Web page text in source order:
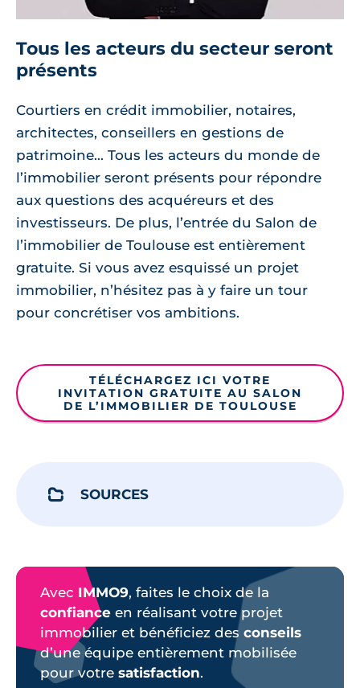
Tous les acteurs du secteur seront
présents
Courtiers en crédit immobilier, notaires,
architectes, conseillers en gestions de
patrimoine... Tous les acteurs du monde de
l’immobilier seront présents pour répondre
aux questions des acquéreurs et des
investisseurs. De plus, l’entrée du Salon de
l’immobilier de Toulouse est entièrement
gratuite. Si vous avez esquissé un projet
immobilier, n’hésitez pas à y faire un tour
pour concrétiser vos ambitions.
TÉLÉCHARGEZ ICI VOTRE
INVITATION GRATUITE AU SALON
DE L’IMMOBILIER DE TOULOUSE
SOURCES
Avec IMMO9, faites le choix de la
confiance en réalisant votre projet
immobilier et bénéficiez des conseils
d’une équipe entièrement mobilisée
pour votre satisfaction.